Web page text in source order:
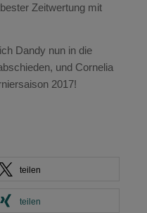
Zeitwertung mit
Dandy nun in die
und Cornelia
2017!
teilen
teilen